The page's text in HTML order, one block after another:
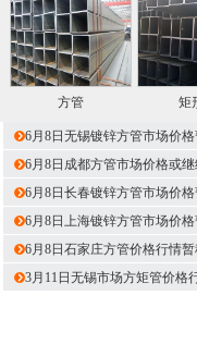
方管 矩
6月8日无锡镀锌方管市场价
6月8日成都方管市场价格或
6月8日长春镀锌方管市场价
6月8日上海镀锌方管市场价
6月8日石家庄方管价格行情
3月11日无锡市场方矩管价格